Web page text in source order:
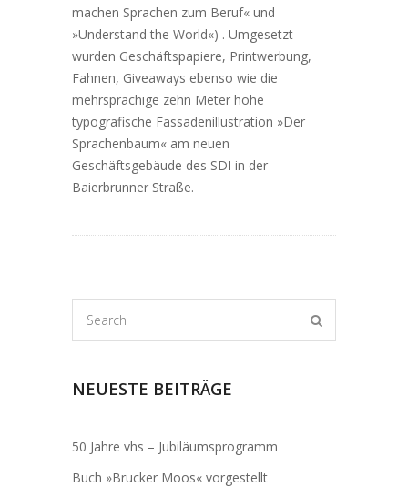
machen Sprachen zum Beruf« und
»Understand the World«) . Umgesetzt
wurden Geschäftspapiere, Printwerbung,
Fahnen, Giveaways ebenso wie die
mehrsprachige zehn Meter hohe
typografische Fassadenillustration »Der
Sprachenbaum« am neuen
Geschäftsgebäude des SDI in der
Baierbrunner Straße.
NEUESTE BEITRÄGE
50 Jahre vhs – Jubiläumsprogramm
Buch »Brucker Moos« vorgestellt